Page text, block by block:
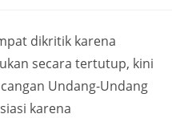
dikritik karena
secara tertutup, kini
Undang-Undang
karena